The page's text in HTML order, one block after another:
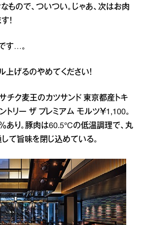
もので、ついつい。じゃあ、次はお肉
！
す…。
上げるのやめてください！
チク麦王のカツサンド 東京都産トキ
トリー ザ プレミアム モルツ￥1,100。
あり。豚肉は60.5°Cの低温調理で、丸
して旨味を閉じ込めている。